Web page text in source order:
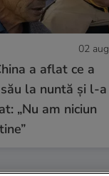
02
a aflat ce a
la nuntă și l-a
„Nu am niciun